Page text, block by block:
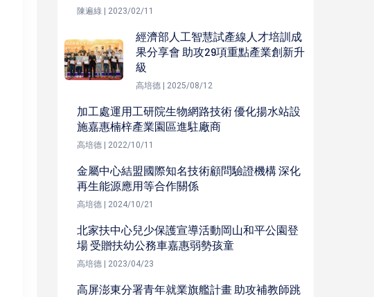
陳遍綠 | 2023/02/11
經濟部人工智慧試產線人才培訓成
果分享會 助攻29項重點產業創新升
級
高培德 | 2025/08/12
加工處運用工研院生物網路技術 優化揚水站設
施嘉惠楠梓產業園區進駐廠商
高培德 | 2022/10/11
金屬中心結盟國際知名技術顧問驗證機構 深化
再生能源應用等合作關係
高培德 | 2024/10/21
北家扶中心兒少保護宣導活動岡山和平公園登
場 受贈扶幼公務車嘉惠弱勢孩童
高培德 | 2023/04/23
高屏澎東分署青年就業旗艦計畫 助攻補教師跳